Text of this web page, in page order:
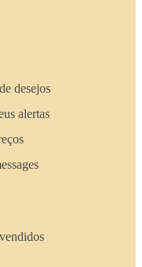
desejos
alertas